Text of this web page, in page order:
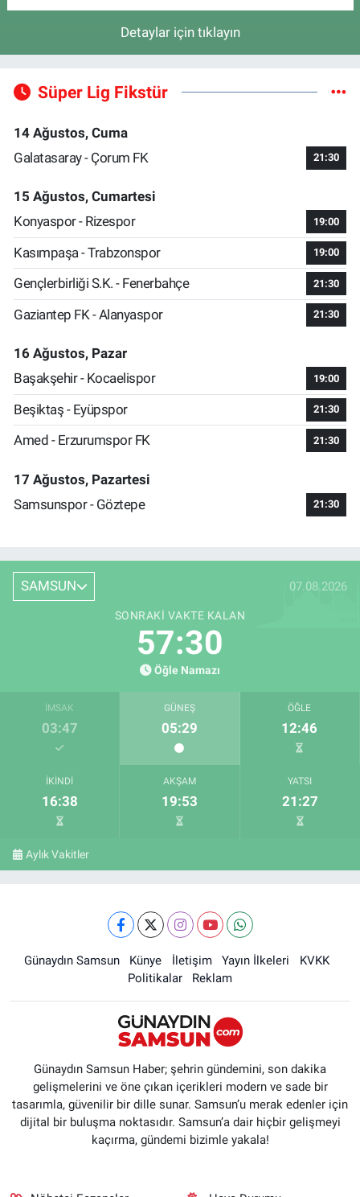
Detaylar için tıklayın
Süper Lig Fikstür
14 Ağustos, Cuma
Galatasaray - Çorum FK
21:30
15 Ağustos, Cumartesi
Konyaspor - Rizespor
19:00
Kasımpaşa - Trabzonspor 19:00
Gençlerbirliği S.K. - Fenerbahçe 21:30
Gaziantep FK - Alanyaspor 21:30
16 Ağustos, Pazar
Başakşehir - Kocaelispor
19:00
Beşiktaş - Eyüpspor 21:30
Amed - Erzurumspor FK 21:30
17 Ağustos, Pazartesi
Samsunspor - Göztepe
21:30
SAMSUN 07.08.2026
SONRAKI VAKTE KALAN
57:29
Öğle Namazı
İMSAK
03:47
GÜNEŞ
05:29
ÖĞLE
12:46
İKINDI
16:38
AKŞAM
19:53
YATSI
21:27
Aylık Vakitler
Günaydın Samsun Künye İletişim Yayın İlkeleri
KVKK
Politikalar
Reklam
Günaydın Samsun Haber; şehrin gündemini, son dakika
gelişmelerini ve öne çıkan içerikleri modern ve sade bir
tasarımla, güvenilir bir dille sunar. Samsun’u merak edenler için
dijital bir buluşma noktasıdır. Samsun’a dair hiçbir gelişmeyi
kaçırma, gündemi bizimle yakala!